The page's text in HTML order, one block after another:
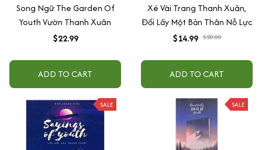
Song Ngữ The Garden Of
Youth Vườn Thanh Xuân
$22.99
ADD TO CART
Xé Vài Trang Thanh Xuân,
Đổi Lấy Một Bản Thân Nỗ Lực
$14.99 $20.00
ADD TO CART
SALE SALE